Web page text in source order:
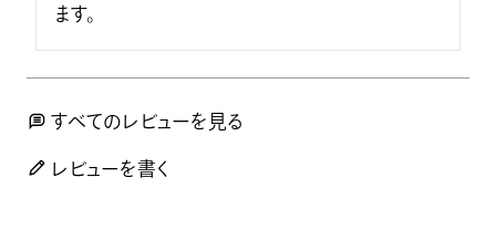
すべてのレビューを見る
レビューを書く